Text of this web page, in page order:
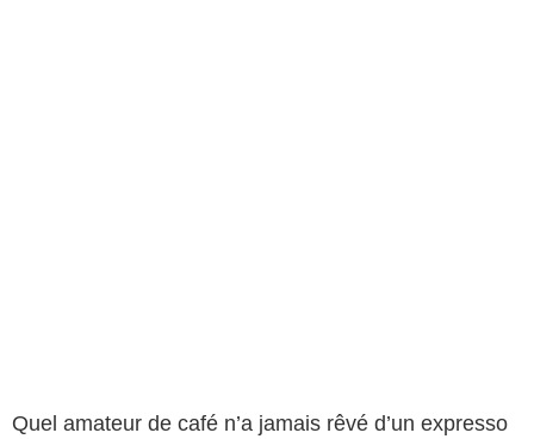
Quel amateur de café n’a jamais rêvé d’un expresso